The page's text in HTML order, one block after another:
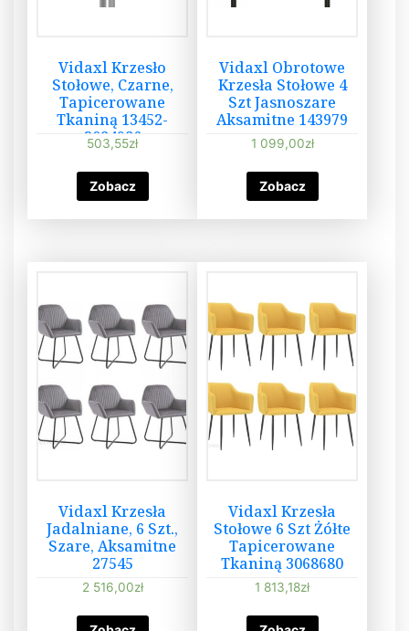
Vidaxl Krzesło
Stołowe, Czarne,
Tapicerowane
Tkaniną 13452-
3084986
503,55zł
Zobacz
Vidaxl Obrotowe
Krzesła Stołowe 4
Szt Jasnoszare
Aksamitne 143979
1 099,00zł
Zobacz
Vidaxl Krzesła
Jadalniane, 6 Szt.,
Szare, Aksamitne
27545
2 516,00zł
Vidaxl Krzesła
Stołowe 6 Szt Żółte
Tapicerowane
Tkaniną 3068680
1 813,18zł